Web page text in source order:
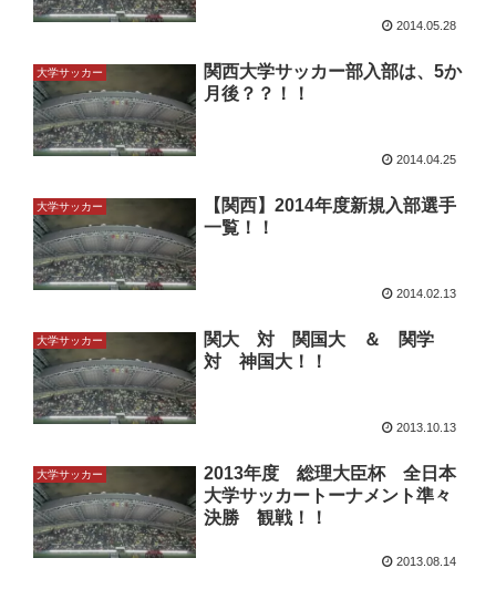
2014.05.28
大学サッカー
関西大学サッカー部入部は、5か
月後？？！！
2014.04.25
大学サッカー
【関西】2014年度新規入部選手
一覧！！
2014.02.13
大学サッカー
関大 対 関国大 ＆ 関学
対 神国大！！
2013.10.13
大学サッカー
2013年度 総理大臣杯 全日本
大学サッカートーナメント準々
決勝 観戦！！
2013.08.14